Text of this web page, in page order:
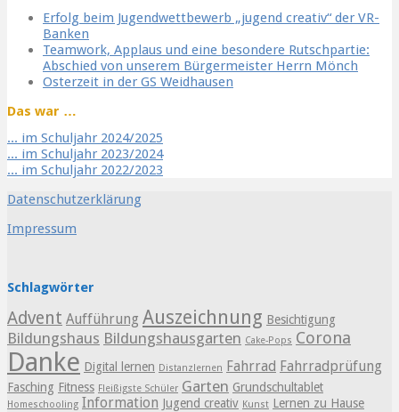
Erfolg beim Jugendwettbewerb „jugend creativ“ der VR-
Banken
Teamwork, Applaus und eine besondere Rutschpartie:
Abschied von unserem Bürgermeister Herrn Mönch
Osterzeit in der GS Weidhausen
Das war …
... im Schuljahr 2024/2025
... im Schuljahr 2023/2024
... im Schuljahr 2022/2023
Datenschutzerklärung
Impressum
Schlagwörter
Advent Aufführung Auszeichnung Besichtigung
Bildungshaus Bildungshausgarten Cake-Pops Corona
Danke Digital lernen Distanzlernen Fahrrad Fahrradprüfung
Fasching Fitness Fleißigste Schüler Garten Grundschultablet
Homeschooling Information Jugend creativ Kunst Lernen zu Hause